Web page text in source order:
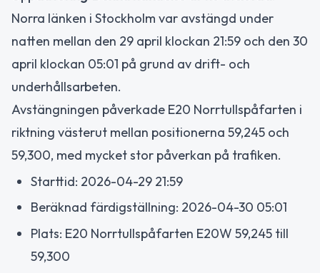
Norra länken i Stockholm var avstängd under
natten mellan den 29 april klockan 21:59 och den 30
april klockan 05:01 på grund av drift- och
underhållsarbeten.
Avstängningen påverkade E20 Norrtullspåfarten i
riktning västerut mellan positionerna 59,245 och
59,300, med mycket stor påverkan på trafiken.
Starttid: 2026-04-29 21:59
Beräknad färdigställning: 2026-04-30 05:01
Plats: E20 Norrtullspåfarten E20W 59,245 till
59,300